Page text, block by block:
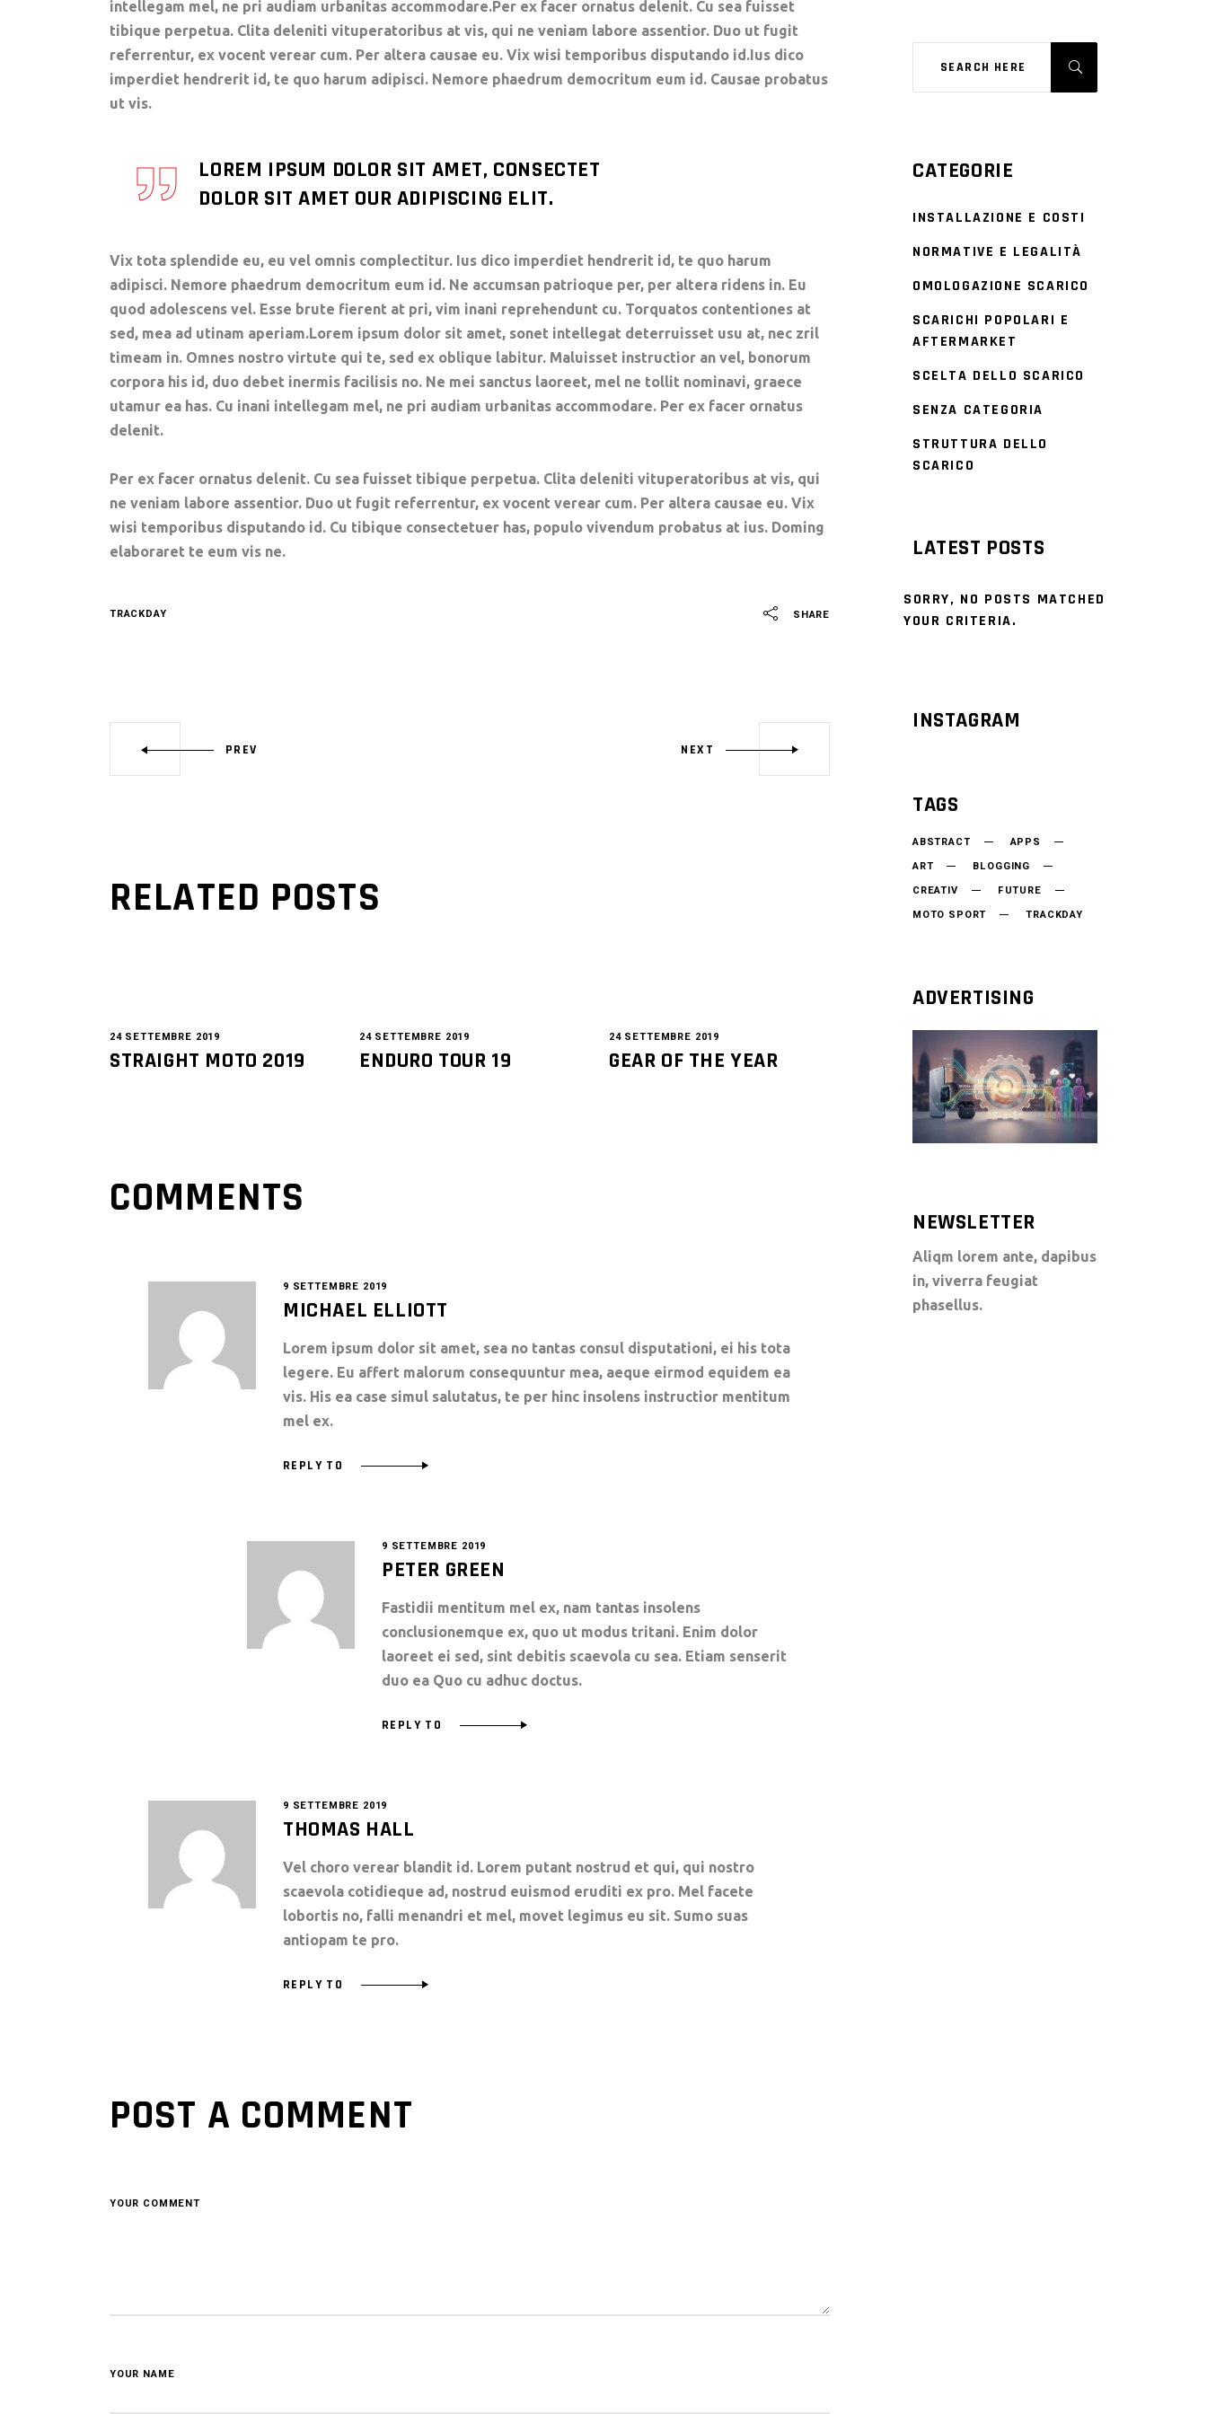
intellegam mel, ne pri audiam urbanitas accommodare.Per ex facer ornatus delenit. Cu sea fuisset
tibique perpetua. Clita deleniti vituperatoribus at vis, qui ne veniam labore assentior. Duo ut fugit
referrentur, ex vocent verear cum. Per altera causae eu. Vix wisi temporibus disputando id.Ius dico
imperdiet hendrerit id, te quo harum adipisci. Nemore phaedrum democritum eum id. Causae probatus
ut vis.
LOREM IPSUM DOLOR SIT AMET, CONSECTET
DOLOR SIT AMET OUR ADIPISCING ELIT.
Vix tota splendide eu, eu vel omnis complectitur. Ius dico imperdiet hendrerit id, te quo harum
adipisci. Nemore phaedrum democritum eum id. Ne accumsan patrioque per, per altera ridens in. Eu
quod adolescens vel. Esse brute fierent at pri, vim inani reprehendunt cu. Torquatos contentiones at
sed, mea ad utinam aperiam.Lorem ipsum dolor sit amet, sonet intellegat deterruisset usu at, nec zril
timeam in. Omnes nostro virtute qui te, sed ex oblique labitur. Maluisset instructior an vel, bonorum
corpora his id, duo debet inermis facilisis no. Ne mei sanctus laoreet, mel ne tollit nominavi, graece
utamur ea has. Cu inani intellegam mel, ne pri audiam urbanitas accommodare. Per ex facer ornatus
delenit.
Per ex facer ornatus delenit. Cu sea fuisset tibique perpetua. Clita deleniti vituperatoribus at vis, qui
ne veniam labore assentior. Duo ut fugit referrentur, ex vocent verear cum. Per altera causae eu. Vix
wisi temporibus disputando id. Cu tibique consectetuer has, populo vivendum probatus at ius. Doming
elaboraret te eum vis ne.
TRACKDAY SHARE
PREV NEXT
RELATED POSTS
24 SETTEMBRE 2019
STRAIGHT MOTO 2019
24 SETTEMBRE 2019
ENDURO TOUR 19
24 SETTEMBRE 2019
GEAR OF THE YEAR
COMMENTS
9 SETTEMBRE 2019
MICHAEL ELLIOTT
Lorem ipsum dolor sit amet, sea no tantas consul disputationi, ei his tota
legere. Eu affert malorum consequuntur mea, aeque eirmod equidem ea
vis. His ea case simul salutatus, te per hinc insolens instructior mentitum
mel ex.
REPLY TO
9 SETTEMBRE 2019
PETER GREEN
Fastidii mentitum mel ex, nam tantas insolens
conclusionemque ex, quo ut modus tritani. Enim dolor
laoreet ei sed, sint debitis scaevola cu sea. Etiam senserit
duo ea Quo cu adhuc doctus.
REPLY TO
9 SETTEMBRE 2019
THOMAS HALL
Vel choro verear blandit id. Lorem putant nostrud et qui, qui nostro
scaevola cotidieque ad, nostrud euismod eruditi ex pro. Mel facete
lobortis no, falli menandri et mel, movet legimus eu sit. Sumo suas
antiopam te pro.
REPLY TO
POST A COMMENT
YOUR COMMENT
YOUR NAME
CATEGORIE
INSTALLAZIONE E COSTI
NORMATIVE E LEGALITÀ
OMOLOGAZIONE SCARICO
SCARICHI POPOLARI E
AFTERMARKET
SCELTA DELLO SCARICO
SENZA CATEGORIA
STRUTTURA DELLO
SCARICO
LATEST POSTS
SORRY, NO POSTS MATCHED
YOUR CRITERIA.
INSTAGRAM
TAGS
ABSTRACT
APPS
ART
BLOGGING
CREATIV
FUTURE
MOTO SPORT
TRACKDAY
ADVERTISING
NEWSLETTER
Aliqm lorem ante, dapibus
in, viverra feugiat
phasellus.